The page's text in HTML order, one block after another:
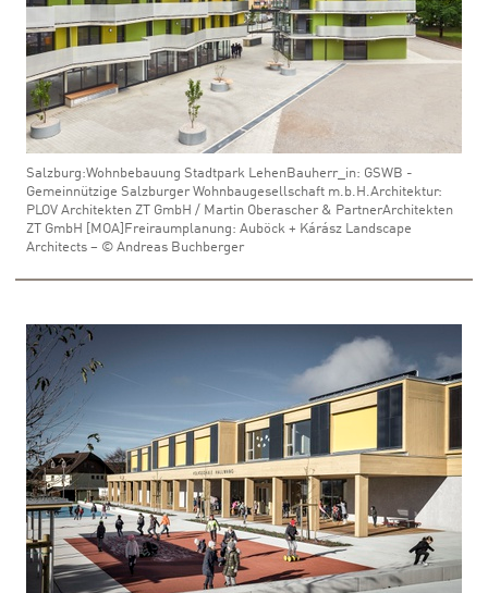
Salzburg:Wohnbebauung Stadtpark LehenBauherr_in: GSWB -
Gemeinnützige Salzburger Wohnbaugesellschaft m.b.H.Architektur:
PLOV Architekten ZT GmbH / Martin Oberascher & PartnerArchitekten
ZT GmbH [MOA]Freiraumplanung: Auböck + Kárász Landscape
Architects – © Andreas Buchberger